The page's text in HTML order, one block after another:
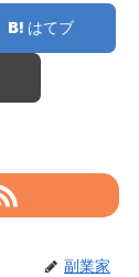
はてブ
副業家